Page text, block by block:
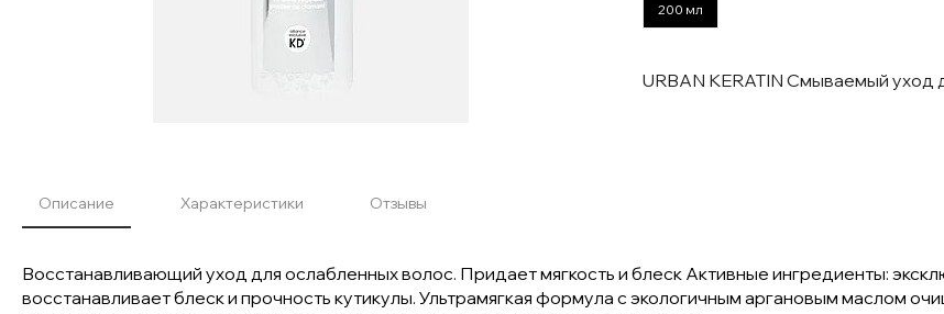
200 мл
URBAN KERATIN Смываемый уход
Описание Характеристики Отзывы
Восстанавливающий уход для ослабленных волос. Придает мягкость и блеск Активные ингредиенты:
восстанавливает блеск и прочность кутикулы. Ультрамягкая формула с экологичным аргановым маслом